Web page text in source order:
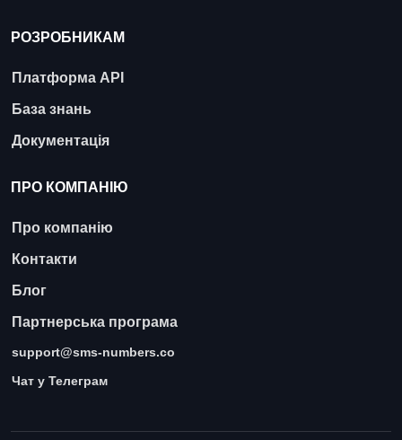
РОЗРОБНИКАМ
Платформа API
База знань
Документація
ПРО КОМПАНІЮ
Про компанію
Контакти
Блог
Партнерська програма
support@sms-numbers.co
Чат у Телеграм